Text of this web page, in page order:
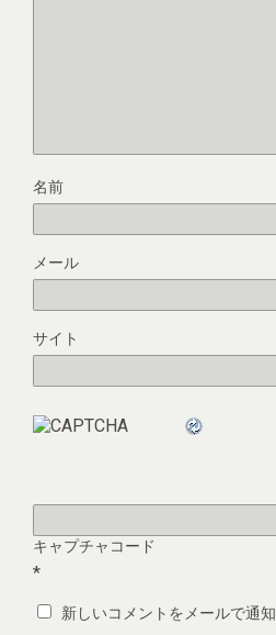
名前
メール
サイト
キャプチャコード
*
新しいコメントをメールで通知